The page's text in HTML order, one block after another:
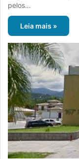
pelos…
Leia mais »